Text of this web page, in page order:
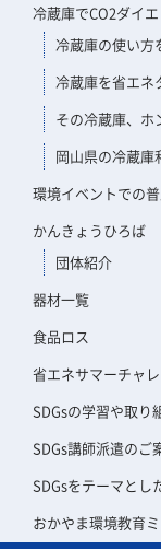
冷蔵庫でCO2ダイ
冷蔵庫の使い方
冷蔵庫を省エネ
その冷蔵庫、ホ
岡山県の冷蔵庫
環境イベントでの
かんきょうひろば
団体紹介
器材一覧
食品ロス
省エネサマーチャ
SDGsの学習や取り
SDGs講師派遣のご
SDGsをテーマとし
おかやま環境教育